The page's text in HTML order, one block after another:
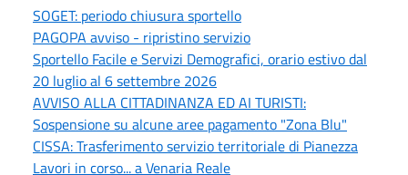
SOGET: periodo chiusura sportello
PAGOPA avviso - ripristino servizio
Sportello Facile e Servizi Demografici, orario estivo dal
20 luglio al 6 settembre 2026
AVVISO ALLA CITTADINANZA ED AI TURISTI:
Sospensione su alcune aree pagamento "Zona Blu"
CISSA: Trasferimento servizio territoriale di Pianezza
Lavori in corso... a Venaria Reale